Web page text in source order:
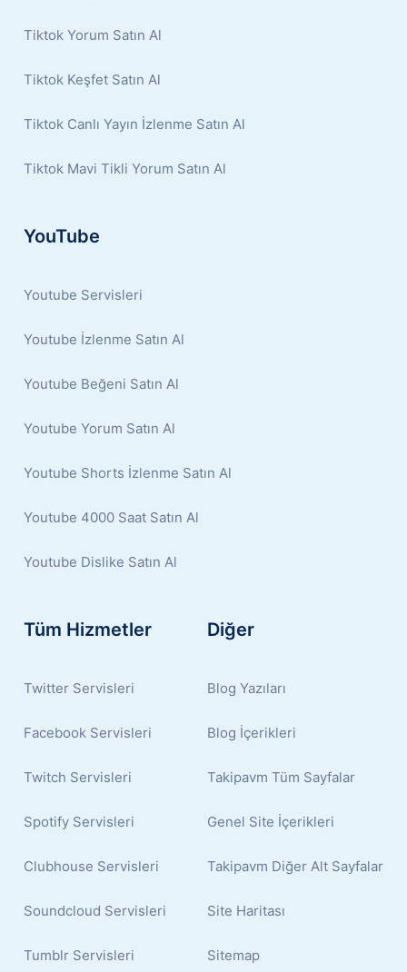
Tiktok Yorum Satın Al
Tiktok Keşfet Satın Al
Tiktok Canlı Yayın İzlenme Satın Al
Tiktok Mavi Tikli Yorum Satın Al
YouTube
Youtube Servisleri
Youtube İzlenme Satın Al
Youtube Beğeni Satın Al
Youtube Yorum Satın Al
Youtube Shorts İzlenme Satın Al
Youtube 4000 Saat Satın Al
Youtube Dislike Satın Al
Tüm Hizmetler
Twitter Servisleri
Facebook Servisleri
Twitch Servisleri
Spotify Servisleri
Clubhouse Servisleri
Soundcloud Servisleri
Tumblr Servisleri
Diğer
Blog Yazıları
Blog İçerikleri
Takipavm Tüm Sayfalar
Genel Site İçerikleri
Takipavm Diğer Alt Sayfalar
Site Haritası
Sitemap